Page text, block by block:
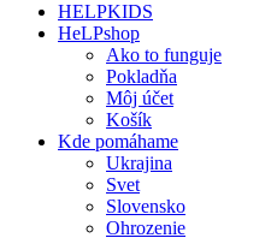
HELPKIDS
HeLPshop
Ako to funguje
Pokladňa
Môj účet
Košík
Kde pomáhame
Ukrajina
Svet
Slovensko
Ohrozenie